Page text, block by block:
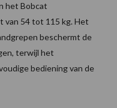
het Bobcat
van 54 tot 115 kg. Het
beschermt de
terwijl het
bediening van de